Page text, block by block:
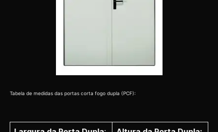
Tabela de medidas das portas corta fogo dupla (PCF):